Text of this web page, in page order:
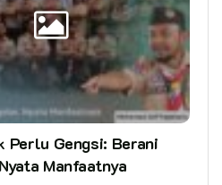
Perlu Gengsi: Berani
Manfaatnya